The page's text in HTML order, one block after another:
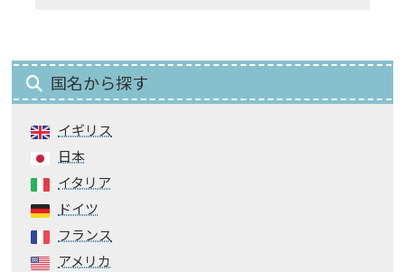
国名から探す
イギリス
日本
イタリア
ドイツ
フランス
アメリカ